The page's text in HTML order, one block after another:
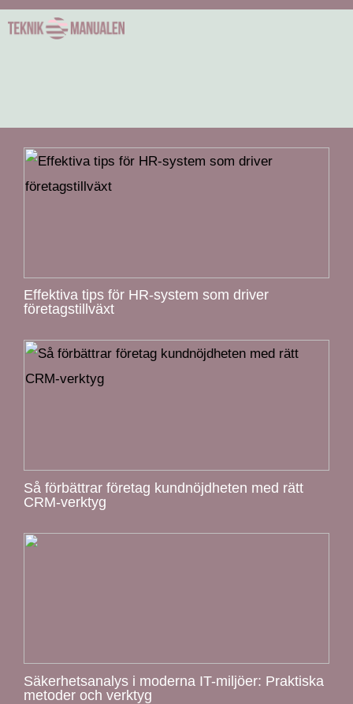
Effektiva tips för HR-system som driver
företagstillväxt
Så förbättrar företag kundnöjdheten med rätt
CRM-verktyg
Säkerhetsanalys i moderna IT-miljöer: Praktiska
metoder och verktyg